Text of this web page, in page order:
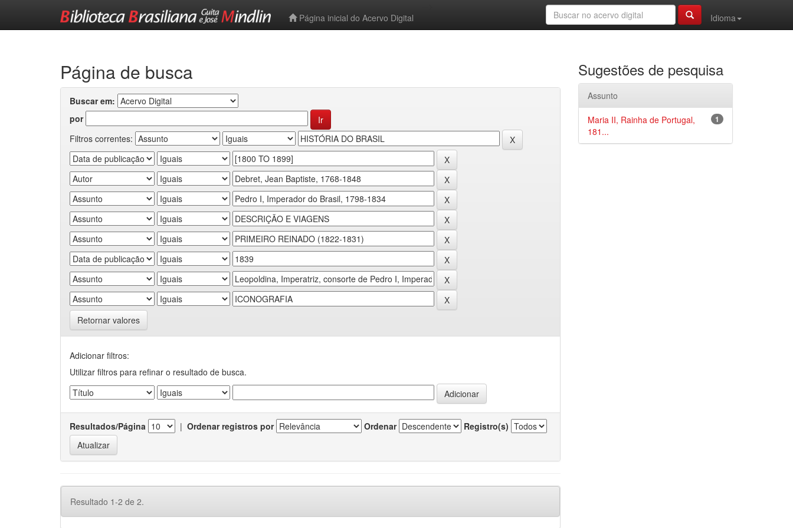
Página inicial do Acervo Digital
Idioma
Página de busca
Buscar em:
por
Filtros correntes:
Retornar valores
Adicionar filtros:
Utilizar filtros para refinar o resultado de busca.
Resultados/Página | Ordenar registros por Ordenar Registro(s)
Resultado 1-2 de 2.
Sugestões de pesquisa
Assunto
1
Maria II, Rainha de Portugal,
181...